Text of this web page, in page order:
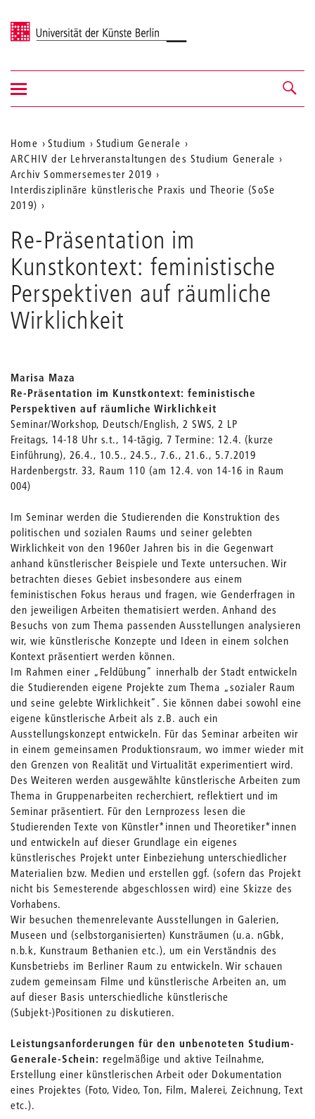
Universität der Künste Berlin
Navigation &
Suche
Navigation
ein-/ausblenden
Aktuelle
Position
auf
der
Webseite
Home Studium
Studium Generale
ARCHIV der Lehrveranstaltungen des Studium Generale
Archiv Sommersemester 2019
Interdisziplinäre künstlerische Praxis und Theorie (SoSe
2019)
Re-Präsentation im
Kunstkontext: feministische
Perspektiven auf räumliche
Wirklichkeit
Marisa Maza
Re-Präsentation im Kunstkontext: feministische
Perspektiven auf räumliche Wirklichkeit
Seminar/Workshop, Deutsch/English, 2 SWS, 2 LP
Freitags, 14-18 Uhr s.t., 14-tägig, 7 Termine: 12.4. (kurze
Einführung), 26.4., 10.5., 24.5., 7.6., 21.6., 5.7.2019
Hardenbergstr. 33, Raum 110 (am 12.4. von 14-16 in Raum
004)
Im Seminar werden die Studierenden die Konstruktion des
politischen und sozialen Raums und seiner gelebten
Wirklichkeit von den 1960er Jahren bis in die Gegenwart
anhand künstlerischer Beispiele und Texte untersuchen. Wir
betrachten dieses Gebiet insbesondere aus einem
feministischen Fokus heraus und fragen, wie Genderfragen in
den jeweiligen Arbeiten thematisiert werden. Anhand des
Besuchs von zum Thema passenden Ausstellungen analysieren
wir, wie künstlerische Konzepte und Ideen in einem solchen
Kontext präsentiert werden können.
Im Rahmen einer „Feldübung“ innerhalb der Stadt entwickeln
die Studierenden eigene Projekte zum Thema „sozialer Raum
und seine gelebte Wirklichkeit“. Sie können dabei sowohl eine
eigene künstlerische Arbeit als z.B. auch ein
Ausstellungskonzept entwickeln. Für das Seminar arbeiten wir
in einem gemeinsamen Produktionsraum, wo immer wieder mit
den Grenzen von Realität und Virtualität experimentiert wird.
Des Weiteren werden ausgewählte künstlerische Arbeiten zum
Thema in Gruppenarbeiten recherchiert, reflektiert und im
Seminar präsentiert. Für den Lernprozess lesen die
Studierenden Texte von Künstler*innen und Theoretiker*innen
und entwickeln auf dieser Grundlage ein eigenes
künstlerisches Projekt unter Einbeziehung unterschiedlicher
Materialien bzw. Medien und erstellen ggf. (sofern das Projekt
nicht bis Semesterende abgeschlossen wird) eine Skizze des
Vorhabens.
Wir besuchen themenrelevante Ausstellungen in Galerien,
Museen und (selbstorganisierten) Kunsträumen (u.a. nGbk,
n.b.k, Kunstraum Bethanien etc.), um ein Verständnis des
Kunsbetriebs im Berliner Raum zu entwickeln. Wir schauen
zudem gemeinsam Filme und künstlerische Arbeiten an, um
auf dieser Basis unterschiedliche künstlerische
(Subjekt-)Positionen zu diskutieren.
Leistungsanforderungen für den unbenoteten Studium-
Generale-Schein: regelmäßige und aktive Teilnahme,
Erstellung einer künstlerischen Arbeit oder Dokumentation
eines Projektes (Foto, Video, Ton, Film, Malerei, Zeichnung, Text
etc.).